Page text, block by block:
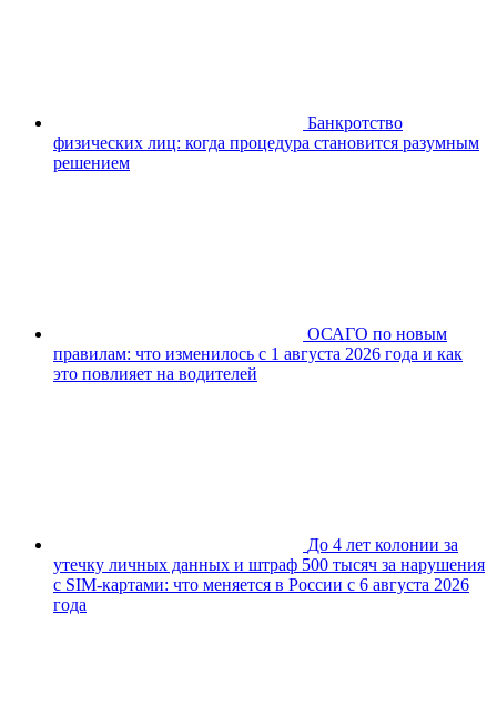
Банкротство
физических лиц: когда процедура становится разумным
решением
ОСАГО по новым
правилам: что изменилось с 1 августа 2026 года и как
это повлияет на водителей
До 4 лет колонии за
утечку личных данных и штраф 500 тысяч за нарушения
с SIM-картами: что меняется в России с 6 августа 2026
года